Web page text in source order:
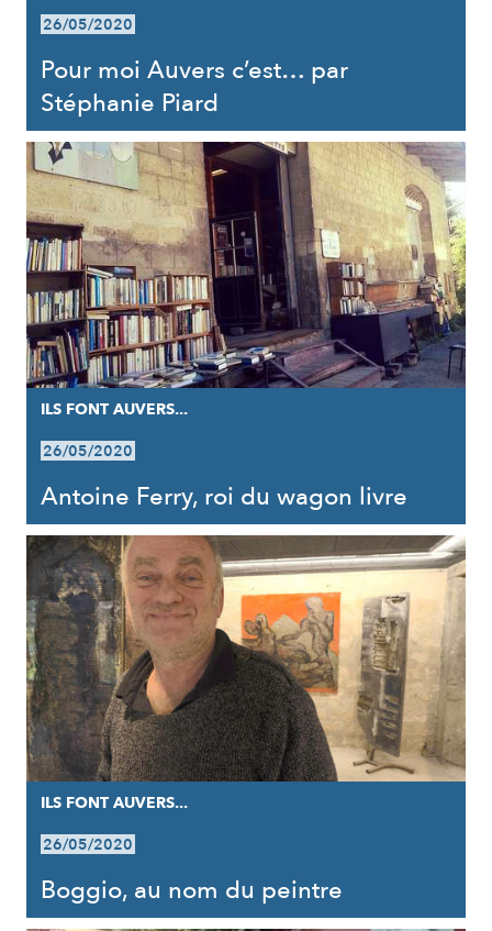
26/05/2020
Pour moi Auvers c’est… par
Stéphanie Piard
ILS FONT AUVERS...
26/05/2020
Antoine Ferry, roi du wagon livre
ILS FONT AUVERS...
26/05/2020
Boggio, au nom du peintre